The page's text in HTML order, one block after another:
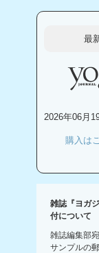
最
2026年06月
購入は
雑誌『ヨガ
付について
雑誌編集部
サンプルの